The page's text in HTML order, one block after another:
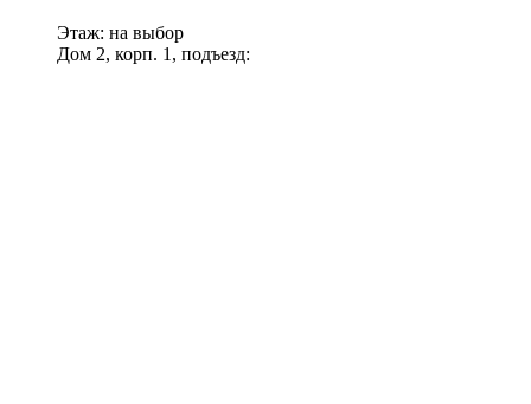
Этаж: на выбор
Дом 2, корп. 1, подъезд: